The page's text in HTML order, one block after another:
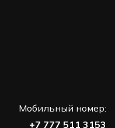
Мобильный номер:
+7 777 511 3153